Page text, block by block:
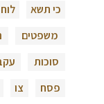
כי תשא
משפטים
סוכות
פסח
צו